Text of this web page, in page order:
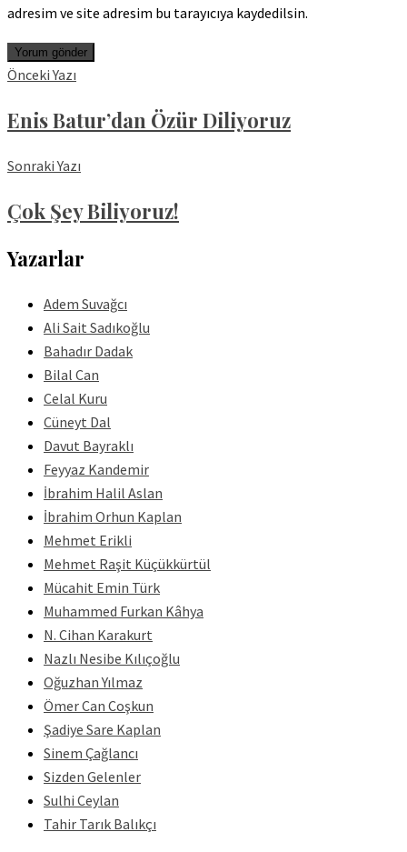
adresim ve site adresim bu tarayıcıya kaydedilsin.
Önceki Yazı
Enis Batur’dan Özür Diliyoruz
Sonraki Yazı
Çok Şey Biliyoruz!
Yazarlar
Adem Suvağcı
Ali Sait Sadıkoğlu
Bahadır Dadak
Bilal Can
Celal Kuru
Cüneyt Dal
Davut Bayraklı
Feyyaz Kandemir
İbrahim Halil Aslan
İbrahim Orhun Kaplan
Mehmet Erikli
Mehmet Raşit Küçükkürtül
Mücahit Emin Türk
Muhammed Furkan Kâhya
N. Cihan Karakurt
Nazlı Nesibe Kılıçoğlu
Oğuzhan Yılmaz
Ömer Can Coşkun
Şadiye Sare Kaplan
Sinem Çağlancı
Sizden Gelenler
Sulhi Ceylan
Tahir Tarık Balıkçı